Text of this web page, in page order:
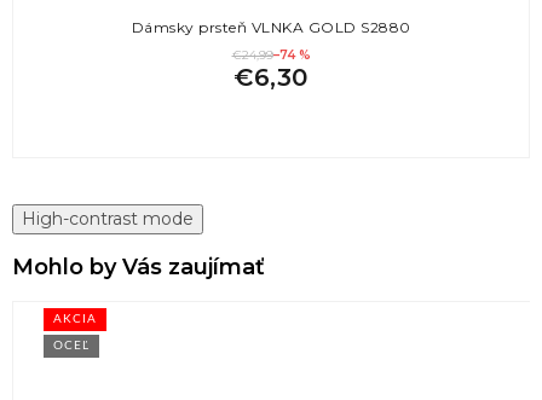
Dámsky prsteň VLNKA GOLD S2880
€24,99–74 %
€6,30
High-contrast mode
Mohlo by Vás zaujímať
AKCIA
OCEĽ